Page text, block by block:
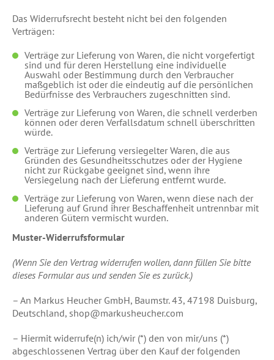
Das Widerrufsrecht besteht nicht bei den folgenden
Verträgen:
Verträge zur Lieferung von Waren, die nicht vorgefertigt
sind und für deren Herstellung eine individuelle
Auswahl oder Bestimmung durch den Verbraucher
maßgeblich ist oder die eindeutig auf die persönlichen
Bedürfnisse des Verbrauchers zugeschnitten sind.
Verträge zur Lieferung von Waren, die schnell verderben
können oder deren Verfallsdatum schnell überschritten
würde.
Verträge zur Lieferung versiegelter Waren, die aus
Gründen des Gesundheitsschutzes oder der Hygiene
nicht zur Rückgabe geeignet sind, wenn ihre
Versiegelung nach der Lieferung entfernt wurde.
Verträge zur Lieferung von Waren, wenn diese nach der
Lieferung auf Grund ihrer Beschaffenheit untrennbar mit
anderen Gütern vermischt wurden.
Muster-Widerrufsformular
(Wenn Sie den Vertrag widerrufen wollen, dann füllen Sie bitte
dieses Formular aus und senden Sie es zurück.)
– An Markus Heucher GmbH, Baumstr. 43, 47198 Duisburg,
Deutschland, shop@markusheucher.com
– Hiermit widerrufe(n) ich/wir (*) den von mir/uns (*)
abgeschlossenen Vertrag über den Kauf der folgenden